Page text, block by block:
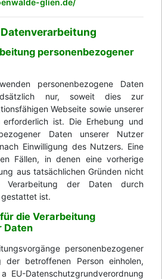
personenbezogener
personenbezogene Daten
nur, soweit dies zur
Webseite sowie unserer
ist. Die Erhebung und
Daten unserer Nutzer
Einwilligung des Nutzers. Eine
Fällen, in denen eine vorherige
aus tatsächlichen Gründen nicht
der Daten durch
ist.
die Verarbeitung
Daten
personenbezogener
der betroffenen Person einholen,
Datenschutzgrundverordnung